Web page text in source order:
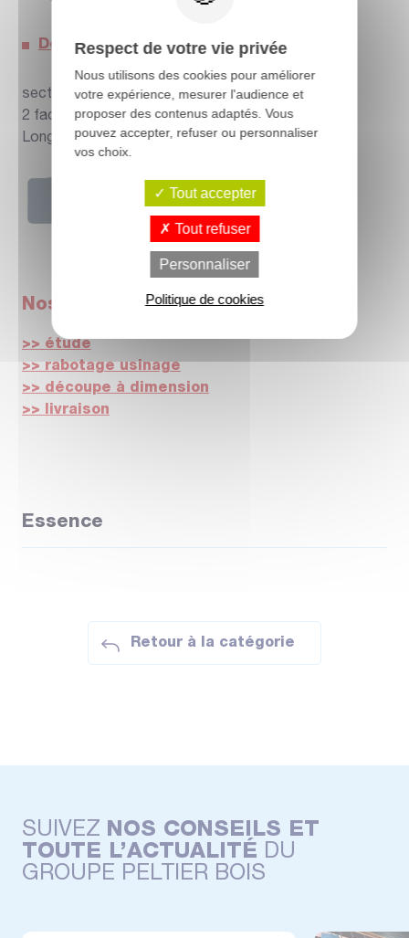
Douglas
section : 27x145 mm
2 faces lisses Bombé
Longueur : 4.00 m
Nos services
>> étude
>> rabotage usinage
>> découpe à dimension
>> livraison
Essence
Retour à la catégorie
SUIVEZ NOS CONSEILS ET
TOUTE L’ACTUALITÉ DU
GROUPE PELTIER BOIS
Respect de votre vie privée
Nous utilisons des cookies pour améliorer
votre expérience, mesurer l'audience et
proposer des contenus adaptés. Vous
pouvez accepter, refuser ou personnaliser
vos choix.
Tout accepter
Tout refuser
Personnaliser
Politique de cookies